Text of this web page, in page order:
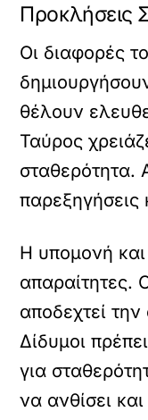
Προκλήσεις
Οι διαφορές
θέλουν
Ταύρος
σταθερότητα.
παρεξηγήσεις
Η υπομονή
απαραίτητες.
αποδεχτεί
Δίδυμοι
για
να ανθίσει